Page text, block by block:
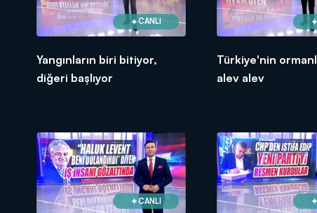
CANLI
Yangınların biri bitiyor,
diğeri başlıyor
Türkiye'nin
alev alev
CANLI